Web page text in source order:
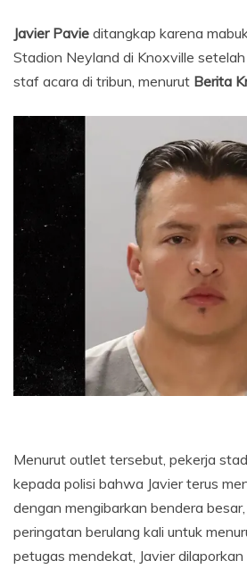
Javier Pavie ditangkap karena
Stadion Neyland di Knoxville
staf acara di tribun, menurut Berita
Menurut outlet tersebut, pekerja
kepada polisi bahwa Javier terus
dengan mengibarkan bendera
peringatan berulang kali untuk
petugas mendekat, Javier dilaporkan